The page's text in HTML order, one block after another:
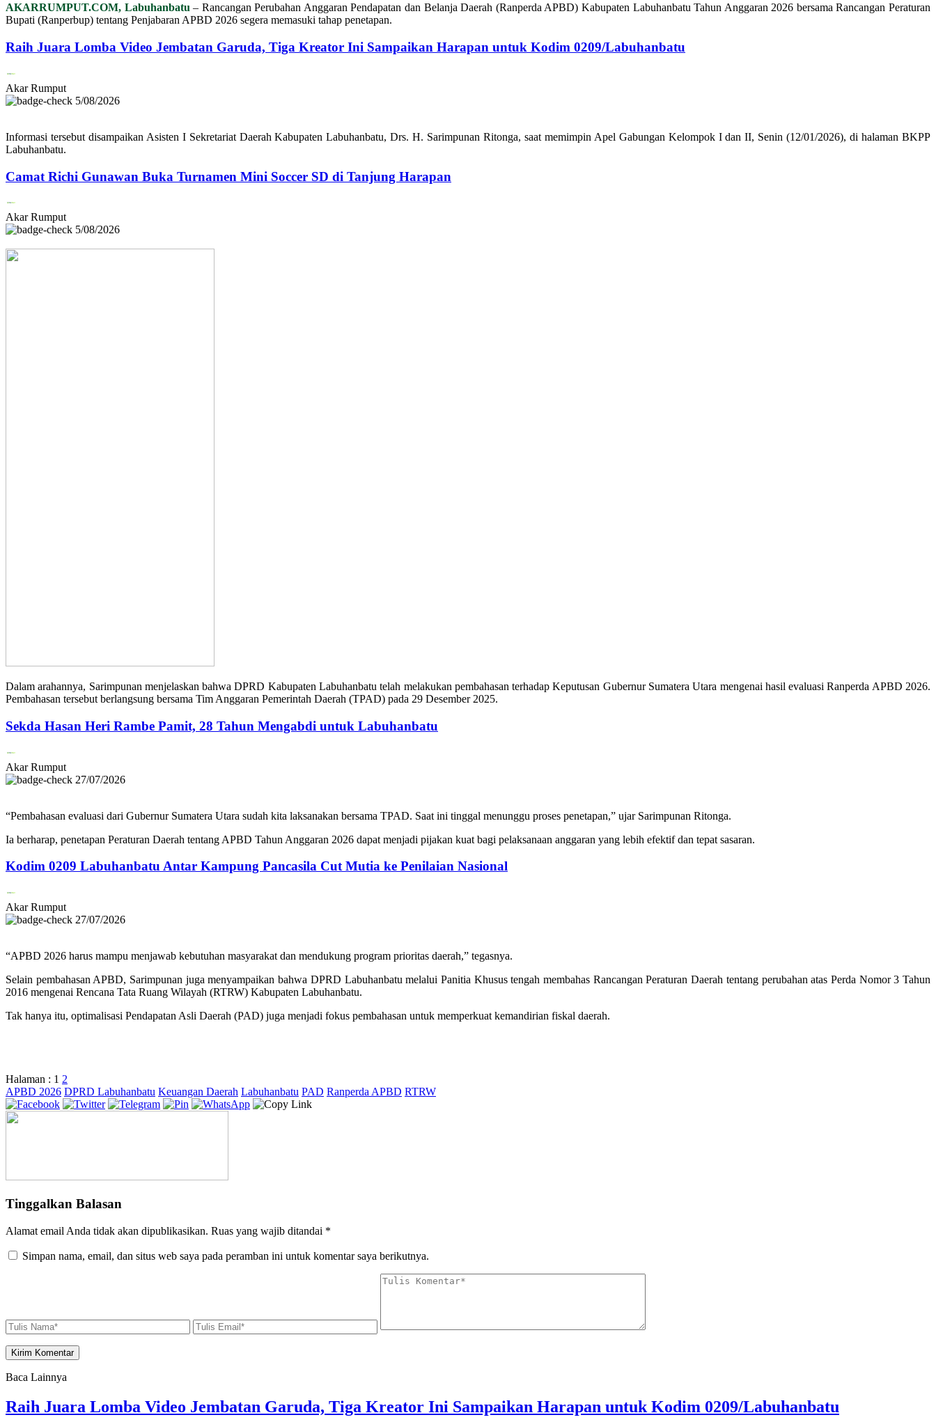
AKARRUMPUT.COM, Labuhanbatu– Rancangan Perubahan Anggaran Pendapatan dan Belanja Daerah (Ranperda APBD) Kabupaten Labuhanbatu Tahun Anggaran 2026 bersama Rancangan Peraturan
Bupati (Ranperbup) tentang Penjabaran APBD 2026 segera memasuki tahap penetapan.
Raih Juara Lomba Video Jembatan Garuda, Tiga Kreator Ini Sampaikan Harapan untuk Kodim 0209/Labuhanbatu
Akar Rumput
5/08/2026
Informasi tersebut disampaikan Asisten I Sekretariat Daerah Kabupaten Labuhanbatu, Drs. H. Sarimpunan Ritonga, saat memimpin Apel Gabungan Kelompok I dan II, Senin (12/01/2026), di halaman BKPP
Labuhanbatu.
Camat Richi Gunawan Buka Turnamen Mini Soccer SD di Tanjung Harapan
Akar Rumput
5/08/2026
Dalam arahannya, Sarimpunan menjelaskan bahwa DPRD Kabupaten Labuhanbatu telah melakukan pembahasan terhadap Keputusan Gubernur Sumatera Utara mengenai hasil evaluasi Ranperda APBD 2026.
Pembahasan tersebut berlangsung bersama Tim Anggaran Pemerintah Daerah (TPAD) pada 29 Desember 2025.
Sekda Hasan Heri Rambe Pamit, 28 Tahun Mengabdi untuk Labuhanbatu
Akar Rumput
27/07/2026
“Pembahasan evaluasi dari Gubernur Sumatera Utara sudah kita laksanakan bersama TPAD. Saat ini tinggal menunggu proses penetapan,” ujar Sarimpunan Ritonga.
Ia berharap, penetapan Peraturan Daerah tentang APBD Tahun Anggaran 2026 dapat menjadi pijakan kuat bagi pelaksanaan anggaran yang lebih efektif dan tepat sasaran.
Kodim 0209 Labuhanbatu Antar Kampung Pancasila Cut Mutia ke Penilaian Nasional
Akar Rumput
27/07/2026
“APBD 2026 harus mampu menjawab kebutuhan masyarakat dan mendukung program prioritas daerah,” tegasnya.
Selain pembahasan APBD, Sarimpunan juga menyampaikan bahwa DPRD Labuhanbatu melalui Panitia Khusus tengah membahas Rancangan Peraturan Daerah tentang perubahan atas Perda Nomor 3 Tahun
2016 mengenai Rencana Tata Ruang Wilayah (RTRW) Kabupaten Labuhanbatu.
Tak hanya itu, optimalisasi Pendapatan Asli Daerah (PAD) juga menjadi fokus pembahasan untuk memperkuat kemandirian fiskal daerah.
Halaman : 1 2
APBD 2026 DPRD Labuhanbatu Keuangan Daerah Labuhanbatu PAD Ranperda APBD RTRW
Tinggalkan Balasan
Alamat email Anda tidak akan dipublikasikan. Ruas yang wajib ditandai *
Simpan nama, email, dan situs web saya pada peramban ini untuk komentar saya berikutnya.
Baca Lainnya
Raih Juara Lomba Video Jembatan Garuda, Tiga Kreator Ini Sampaikan Harapan untuk Kodim 0209/Labuhanbatu